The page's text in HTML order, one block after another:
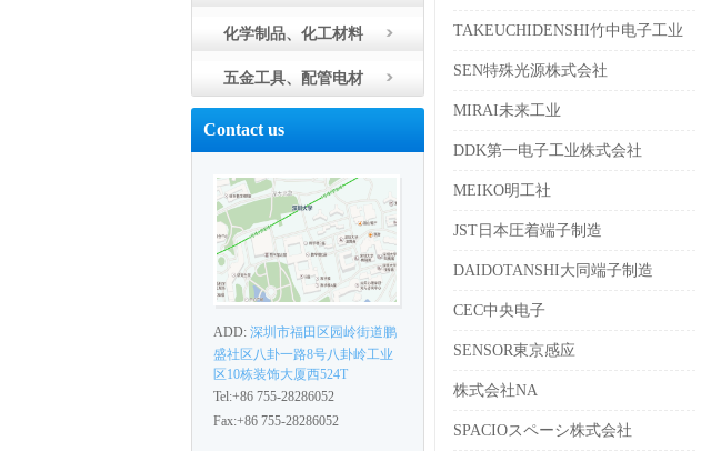
化学制品、化工材料
五金工具、配管电材
Contact us
ADD: 深圳市福田区园岭街道鹏
盛社区八卦一路8号八卦岭工业
区10栋装饰大厦西524T
Tel:+86 755-28286052
Fax:+86 755-28286052
TAKEUCHIDENSHI竹中电子工业
SEN特殊光源株式会社
MIRAI未来工业
DDK第一电子工业株式会社
MEIKO明工社
JST日本圧着端子制造
DAIDOTANSHI大同端子制造
CEC中央电子
SENSOR東京感应
株式会社NA
SPACIOスペーシ株式会社